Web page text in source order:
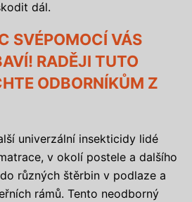
dál.
SVÉPOMOCÍ VÁS
RADĚJI TUTO
ODBORNÍKŮM Z
univerzální insekticidy lidé
v okolí postele a dalšího
různých štěrbin v podlaze a
rámů. Tento neodborný